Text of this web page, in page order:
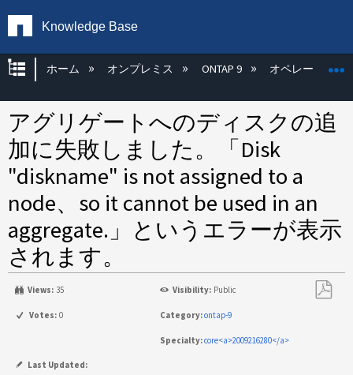
Knowledge Base
グローバル階層を展開/折りたたむ
ホーム オンプレミス ONTAP 9 オペレーティン
アグリゲートへのディスクの追
加に失敗しました。「Disk
"diskname" is not assigned to a
node、so it cannot be used in an
aggregate.」というエラーが表示
されます。
Views: 35 Visibility: Public
Votes: 0 Category:ontap-9
Specialty:core<a>2009216280</a>
Last Updated: